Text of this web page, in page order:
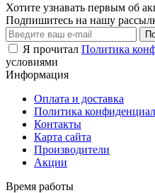
Хотите узнавать первым об
Подпишитесь на нашу
Я прочитал Политика
условиями
Информация
Оплата и доставка
Политика
Контакты
Карта сайта
Производители
Акции
Время работы